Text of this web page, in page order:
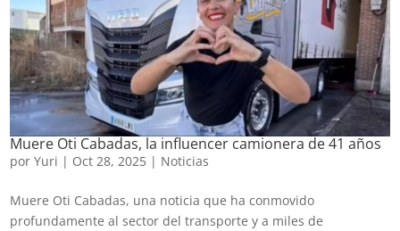
Muere Oti Cabadas, la influencer camionera de 41 años
porYuri | Oct 28, 2025 | Noticias
Muere Oti Cabadas, una noticia que ha conmovido
profundamente al sector del transporte y a miles de